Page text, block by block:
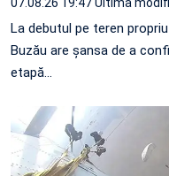
La debutul pe teren
Buzău are șansa de a
etapă…